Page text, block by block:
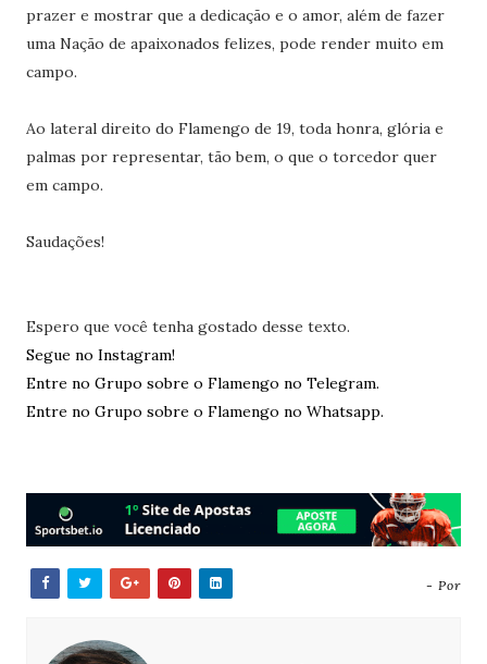
prazer e mostrar que a dedicação e o amor, além de fazer
uma Nação de apaixonados felizes, pode render muito em
campo.
Ao lateral direito do Flamengo de 19, toda honra, glória e
palmas por representar, tão bem, o que o torcedor quer
em campo.
Saudações!
Espero que você tenha gostado desse texto.
Segue no Instagram!
Entre no Grupo sobre o Flamengo no Telegram.
Entre no Grupo sobre o Flamengo no Whatsapp.
- Por